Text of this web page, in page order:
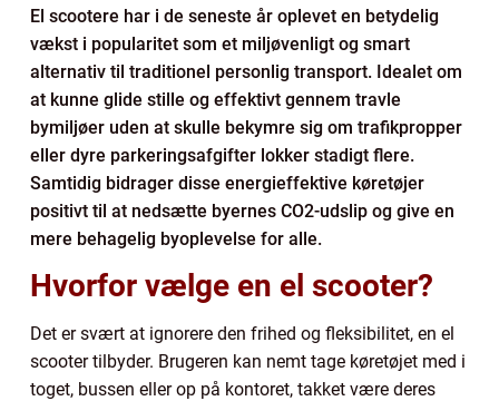
El scootere har i de seneste år oplevet en betydelig
vækst i popularitet som et miljøvenligt og smart
alternativ til traditionel personlig transport. Idealet om
at kunne glide stille og effektivt gennem travle
bymiljøer uden at skulle bekymre sig om trafikpropper
eller dyre parkeringsafgifter lokker stadigt flere.
Samtidig bidrager disse energieffektive køretøjer
positivt til at nedsætte byernes CO2-udslip og give en
mere behagelig byoplevelse for alle.
Hvorfor vælge en el scooter?
Det er svært at ignorere den frihed og fleksibilitet, en el
scooter tilbyder. Brugeren kan nemt tage køretøjet med i
toget, bussen eller op på kontoret, takket være deres